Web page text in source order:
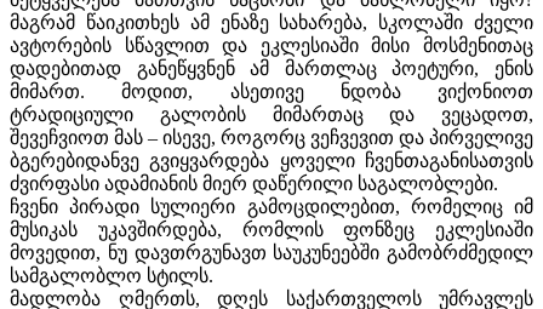
მაგრამ წაიკითხეს ამ ენაზე სახარება, სკოლაში ძველი
ავტორების სწავლით და ეკლესიაში მისი მოსმენითაც
დადებითად განეწყვნენ ამ მართლაც პოეტური, ენის
მიმართ. მოდით, ასეთივე ნდობა ვიქონიოთ
ტრადიციული გალობის მიმართაც და ვეცადოთ,
შევეჩვიოთ მას – ისევე, როგორც ვეჩვევით და პირველივე
ბგერებიდანვე გვიყვარდება ყოველი ჩვენთაგანისათვის
ძვირფასი ადამიანის მიერ დაწერილი საგალობლები.
ჩვენი პირადი სულიერი გამოცდილებით, რომელიც იმ
მუსიკას უკავშირდება, რომლის ფონზეც ეკლესიაში
მოვედით, ნუ დავთრგუნავთ საუკუნეებში გამობრძმედილ
სამგალობლო სტილს.
მადლობა ღმერთს, დღეს საქართველოს უმრავლეს